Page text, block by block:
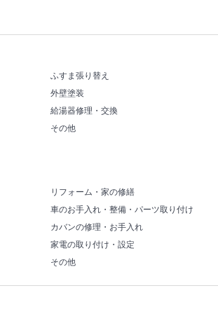
ふすま張り替え
外壁塗装
給湯器修理・交換
その他
リフォーム・家の修繕
車のお手入れ・整備・パーツ取り付け
カバンの修理・お手入れ
家電の取り付け・設定
その他